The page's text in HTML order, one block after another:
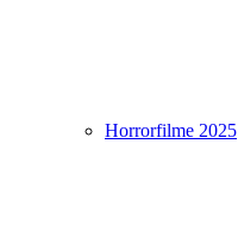
Horrorfilme 2025